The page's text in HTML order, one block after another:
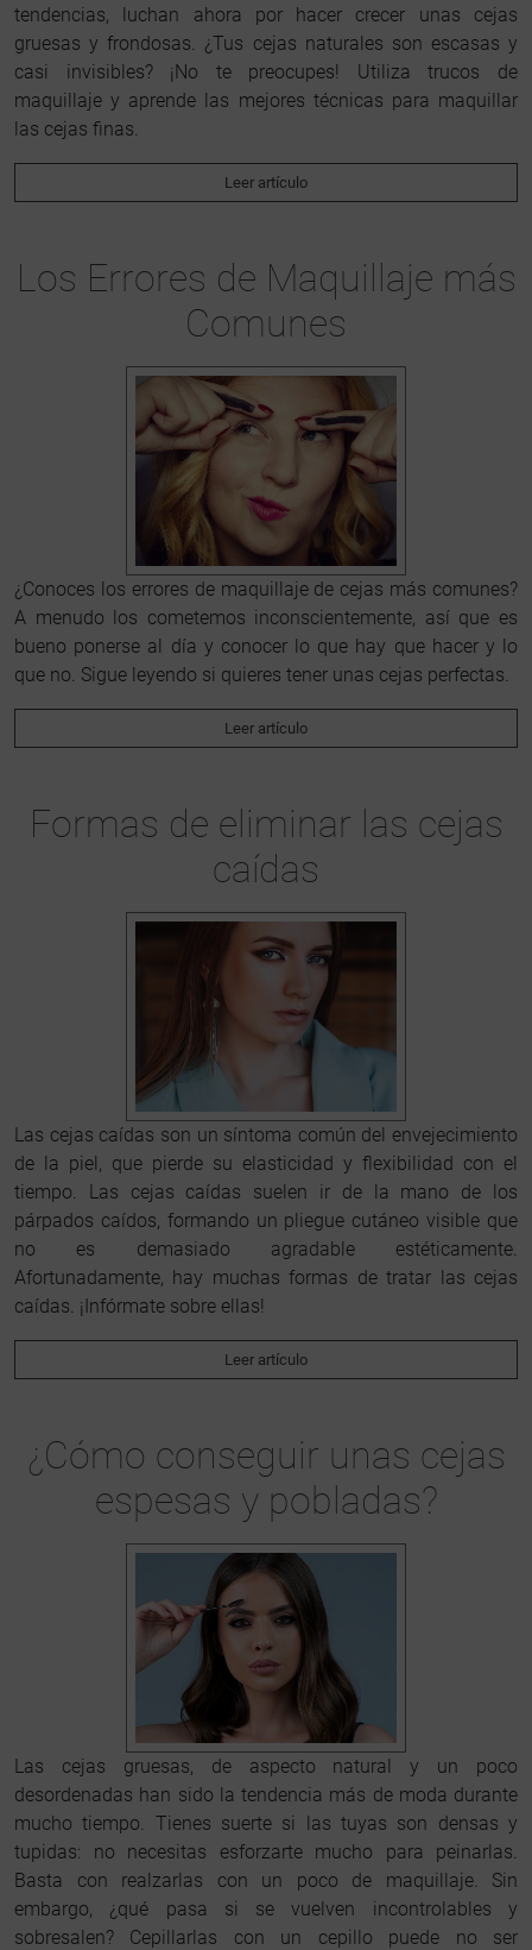
tendencias, luchan ahora por hacer crecer unas cejas
gruesas y frondosas. ¿Tus cejas naturales son escasas y
casi invisibles? ¡No te preocupes! Utiliza trucos de
maquillaje y aprende las mejores técnicas para maquillar
las cejas finas.
Leer artículo
Los Errores de Maquillaje más
Comunes
¿Conoces los errores de maquillaje de cejas más comunes?
A menudo los cometemos inconscientemente, así que es
bueno ponerse al día y conocer lo que hay que hacer y lo
que no. Sigue leyendo si quieres tener unas cejas perfectas.
Leer artículo
Formas de eliminar las cejas
caídas
Las cejas caídas son un síntoma común del envejecimiento
de la piel, que pierde su elasticidad y flexibilidad con el
tiempo. Las cejas caídas suelen ir de la mano de los
párpados caídos, formando un pliegue cutáneo visible que
no es demasiado agradable estéticamente.
Afortunadamente, hay muchas formas de tratar las cejas
caídas. ¡Infórmate sobre ellas!
Leer artículo
¿Cómo conseguir unas cejas
espesas y pobladas?
Las cejas gruesas, de aspecto natural y un poco
desordenadas han sido la tendencia más de moda durante
mucho tiempo. Tienes suerte si las tuyas son densas y
tupidas: no necesitas esforzarte mucho para peinarlas.
Basta con realzarlas con un poco de maquillaje. Sin
embargo, ¿qué pasa si se vuelven incontrolables y
sobresalen? Cepillarlas con un cepillo puede no ser